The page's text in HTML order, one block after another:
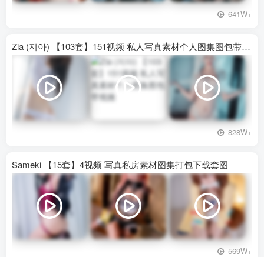
641W+
Zia (지아) 【103套】151视频 私人写真素材个人图集图包带视频
828W+
Sameki 【15套】4视频 写真私房素材图集打包下载套图
569W+